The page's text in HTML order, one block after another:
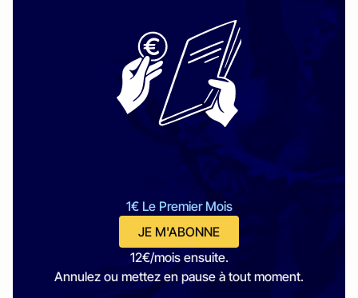
1€ Le Premier Mois
JE M'ABONNE
12€/mois ensuite.
Annulez ou mettez en pause à tout moment.